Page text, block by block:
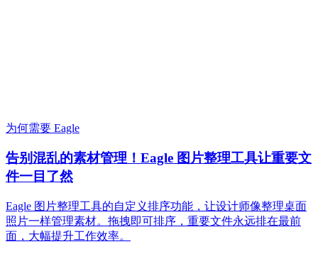
为何需要 Eagle
告别混乱的素材管理！Eagle 图片整理工具让重要文
件一目了然
Eagle 图片整理工具的自定义排序功能，让设计师像整理桌面
照片一样管理素材。拖拽即可排序，重要文件永远排在最前
面，大幅提升工作效率。